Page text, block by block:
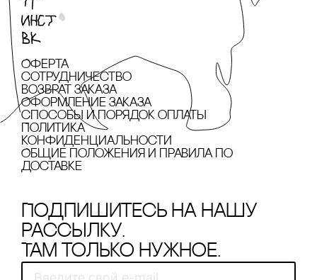
Оферта
сотрудничество
Возврат заказа
Оформление заказа
cпособы и порядок оплаты
Политика
конфиденциальности
Общие положения и правила по
доставке
Подпишитесь на нашу
рассылку.
Там только нужное.